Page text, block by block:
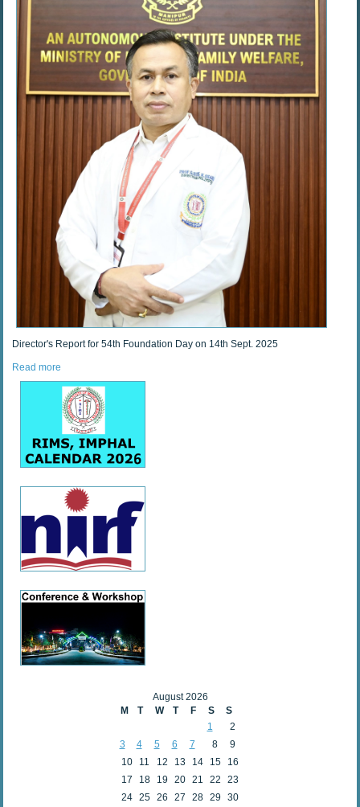
Director's Report for 54th Foundation Day on 14th Sept. 2025
Read more
August 2026
M
T W T F S
S
1
2
3
4 5 6 7 8
9
10
11 12 13 14 15
16
17
18 19 20 21 22
23
24 25 26 27 28 29
30